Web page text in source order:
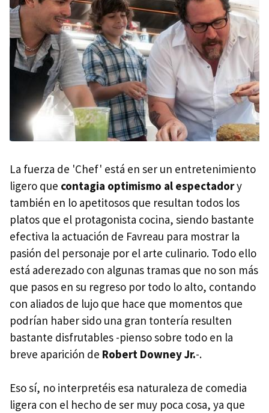
La fuerza de 'Chef' está en ser un entretenimiento
ligero que contagia optimismo al espectadory
también en lo apetitosos que resultan todos los
platos que el protagonista cocina, siendo bastante
efectiva la actuación de Favreau para mostrar la
pasión del personaje por el arte culinario. Todo ello
está aderezado con algunas tramas que no son más
que pasos en su regreso por todo lo alto, contando
con aliados de lujo que hace que momentos que
podrían haber sido una gran tontería resulten
bastante disfrutables -pienso sobre todo en la
breve aparición de Robert Downey Jr.-.
Eso sí, no interpretéis esa naturaleza de comedia
ligera con el hecho de ser muy poca cosa, ya que